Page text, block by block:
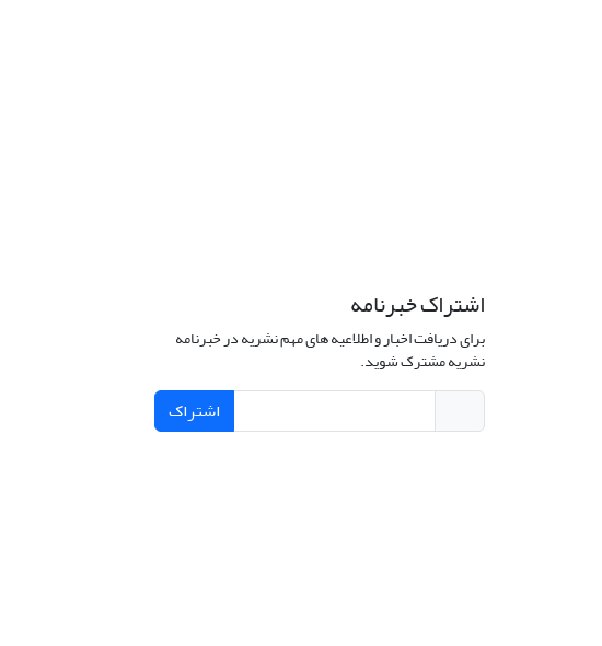
اشتراک خبرنامه
برای دریافت اخبار و اطلاعیه های مهم نشریه در خبرنامه
نشریه مشترک شوید.
اشتراک